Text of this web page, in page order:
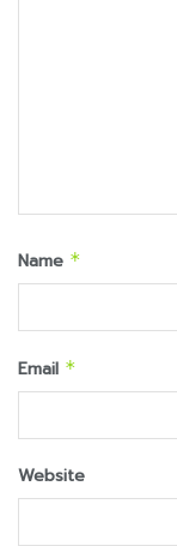
Name *
Email *
Website